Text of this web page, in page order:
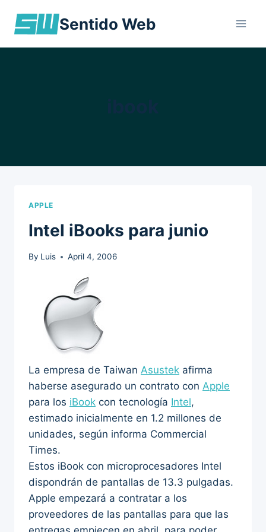
Sentido Web
APPLE
Intel iBooks para junio
By Luis April 4, 2006
La empresa de Taiwan Asustek afirma
haberse asegurado un contrato con Apple
para los iBook con tecnología Intel,
estimado inicialmente en 1.2 millones de
unidades, según informa Commercial
Times.
Estos iBook con microprocesadores Intel
dispondrán de pantallas de 13.3 pulgadas.
Apple empezará a contratar a los
proveedores de las pantallas para que las